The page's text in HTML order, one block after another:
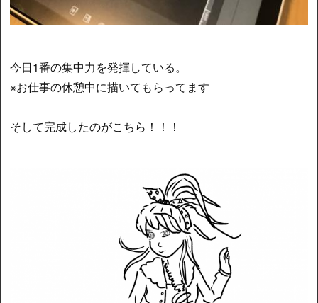
今日1番の集中力を発揮している。
※お仕事の休憩中に描いてもらってます
そして完成したのがこちら！！！